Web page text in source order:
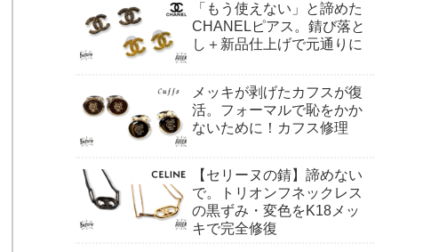
「もう使えない」と諦めた
CHANELピアス。錆び落と
し＋新品仕上げで元通りに
メッキが剥げたカフスが復
活。フォーマルで恥をかか
ないために！カフス修理
【セリーヌの錆】諦めない
で。トリオンフネックレス
の黒ずみ・変色をK18メッ
キで完全修復